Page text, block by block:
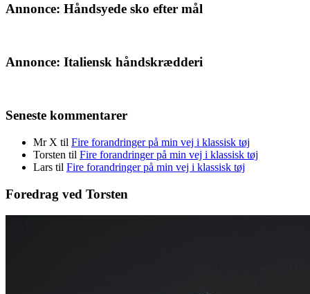
Annonce: Håndsyede sko efter mål
Annonce: Italiensk håndskrædderi
Seneste kommentarer
Mr X til Fire forandringer på min vej i klassisk tøj
Torsten til Fire forandringer på min vej i klassisk tøj
Lars til Fire forandringer på min vej i klassisk tøj
Foredrag ved Torsten